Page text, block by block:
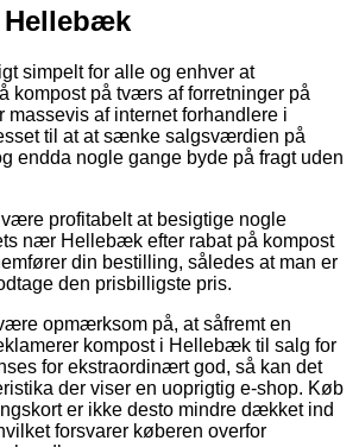
simpelt for alle og enhver at
kompost på tværs af forretninger på
massevis af internet forhandlere i
til at at sænke salgsværdien på
endda nogle gange byde på fragt uden
profitabelt at besigtige nogle
nær Hellebæk efter rabat på kompost
din bestilling, således at man er
den prisbilligste pris.
opmærksom på, at såfremt en
kompost i Hellebæk til salg for
for ekstraordinært god, så kan det
der viser en uoprigtig e-shop. Køb
er ikke desto mindre dækket ind
forsvarer køberen overfor